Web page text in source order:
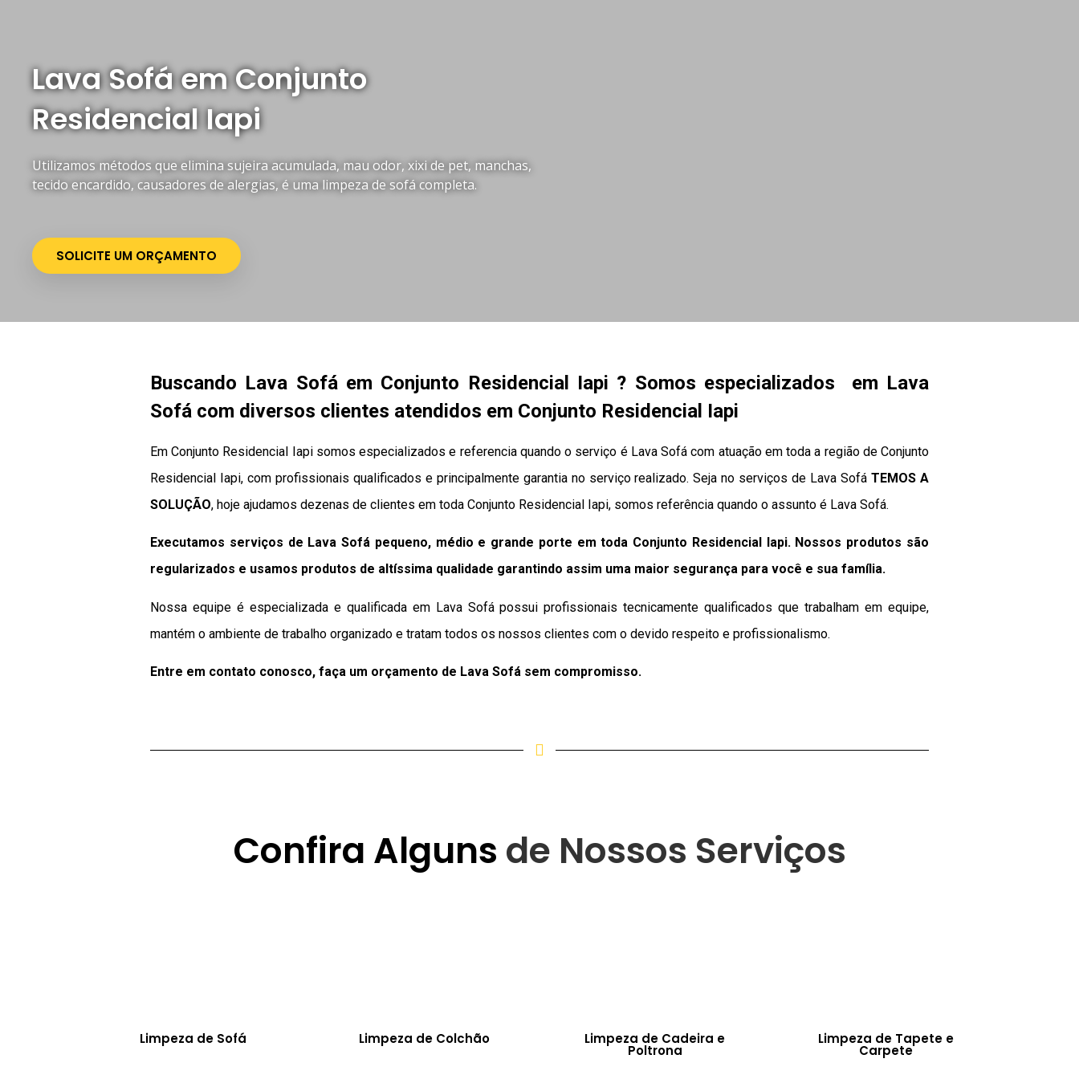
Lava Sofá em Conjunto
Residencial Iapi
Utilizamos métodos que elimina sujeira acumulada, mau odor, xixi de pet, manchas,
tecido encardido, causadores de alergias, é uma limpeza de sofá completa.
SOLICITE UM ORÇAMENTO
Buscando Lava Sofá em Conjunto Residencial Iapi ? Somos especializados em Lava
Sofá com diversos clientes atendidos em Conjunto Residencial Iapi
Em Conjunto Residencial Iapi somos especializados e referencia quando o serviço é Lava Sofá com atuação em toda a região de Conjunto
Residencial Iapi, com profissionais qualificados e principalmente garantia no serviço realizado. Seja no serviços de Lava SofáTEMOS A
SOLUÇÃO, hoje ajudamos dezenas de clientes em toda Conjunto Residencial Iapi, somos referência quando o assunto é Lava Sofá.
Executamos serviços de Lava Sofá pequeno, médio e grande porte em toda Conjunto Residencial Iapi. Nossos produtos são
regularizados e usamos produtos de altíssima qualidade garantindo assim uma maior segurança para você e sua família.
Nossa equipe é especializada e qualificada em Lava Sofá possui profissionais tecnicamente qualificados que trabalham em equipe,
mantém o ambiente de trabalho organizado e tratam todos os nossos clientes com o devido respeito e profissionalismo.
Entre em contato conosco, faça um orçamento de Lava Sofá sem compromisso.
Confira Alguns de Nossos Serviços
Limpeza de Sofá Limpeza de Colchão Limpeza de Cadeira e
Poltrona
Limpeza de Tapete e
Carpete